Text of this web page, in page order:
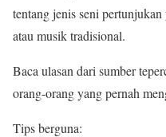
tentang jenis seni
atau musik tradisional.
Baca ulasan dari sumber
orang-orang yang pernah
Tips berguna: